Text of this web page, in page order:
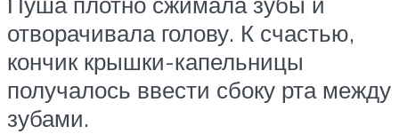
отворачивала голову. К счастью,
кончик крышки-капельницы
получалось ввести сбоку рта между
зубами.